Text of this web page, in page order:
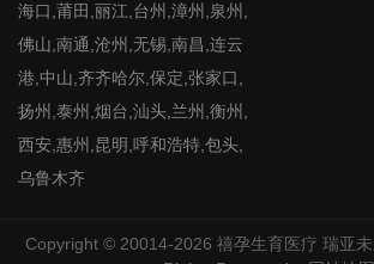
海口,莆田,丽江,台州,漳州,泉州,
佛山,南通,沧州,无锡,南昌,连云
港,中山,齐齐哈尔,保定,张家口,
扬州,泰州,烟台,汕头,兰州,衡州,
西安,惠州,昆明,呼和浩特,包头,
乌鲁木齐
Copyright © 20014-2026 禧孕生育医疗 瑞亚